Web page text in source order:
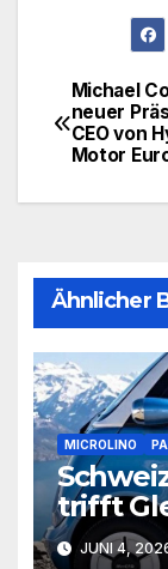
Michael
neuer
CEO von
Motor
Ähnlicher
MICROLINO
trifft
JUNI 4,